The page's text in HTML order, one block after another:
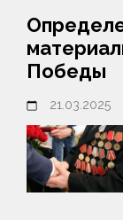
Победы
21.03.2025